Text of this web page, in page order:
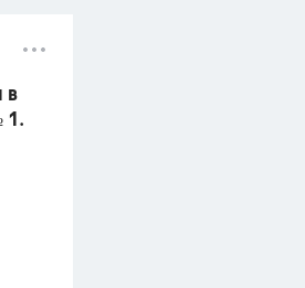
в
1.